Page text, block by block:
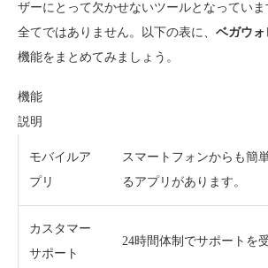
ザーにとって欠かせないツールとなってい
全てではありません。以下の表に、 ベガウォ
機能をまとめてみましょう。
機能
説明
モバイルア
プリ
スマートフォンからも簡
るアプリがあります。
カスタマー
サポート
24時間体制でサポートを